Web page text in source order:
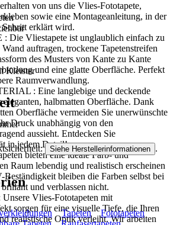
Kleister
von uns die Vlies-Fototapete,
sowie eine Montageanleitung, in der
Schritt erklärt wird.
Vliestapete ist unglaublich einfach zu
auftragen, trockene Tapetenstreifen
des Musters von Kante zu Kante
und eine glatte Oberfläche. Perfekt
Raumverwandlung.
: Eine langlebige und deckende
halbmatten Oberfläche. Dank
Oberfläche vermeiden Sie unerwünschte
Druck unabhängig von den
aussieht. Entdecken Sie
in jedem Detail!
bieten eine ideale Farb- und
Raum lebendig und realistisch erscheinen
bleiben die Farben selbst bei
und verblassen nicht.
Vlies-Fototapeten mit
sorgen für eine visuelle Tiefe, die Ihren
realistische Optik verleiht. Wir arbeiten
Siehe Herstellerinformationen .
Tapeten
Fototapeten